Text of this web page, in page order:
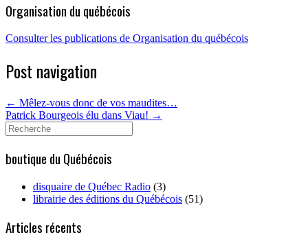
Organisation du québécois
Consulter les publications de Organisation du québécois
Post navigation
← Mêlez-vous donc de vos maudites…
Patrick Bourgeois élu dans Viau! →
Search
for:
boutique du Québécois
disquaire de Québec Radio (3)
librairie des éditions du Québécois (51)
Articles récents